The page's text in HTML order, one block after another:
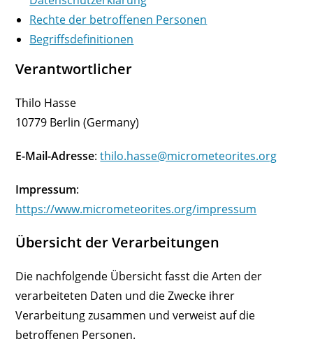
Rechte der betroffenen Personen
Begriffsdefinitionen
Verantwortlicher
Thilo Hasse
10779 Berlin (Germany)
E-Mail-Adresse:thilo.hasse@micrometeorites.org
Impressum:
https://www.micrometeorites.org/impressum
Übersicht der Verarbeitungen
Die nachfolgende Übersicht fasst die Arten der
verarbeiteten Daten und die Zwecke ihrer
Verarbeitung zusammen und verweist auf die
betroffenen Personen.